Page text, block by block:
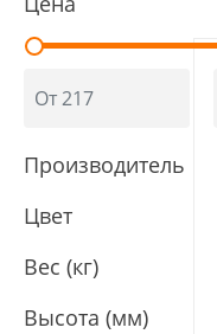
Производитель
Цвет
Вес (кг)
Высота (мм)